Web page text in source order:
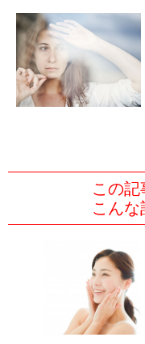
この記
こん